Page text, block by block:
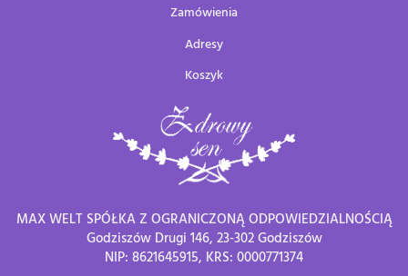
Zamówienia
Adresy
Koszyk
MAX WELT SPÓŁKA Z OGRANICZONĄ ODPOWIEDZIALNOŚCIĄ
Godziszów Drugi 146, 23-302 Godziszów
NIP: 8621645915, KRS: 0000771374